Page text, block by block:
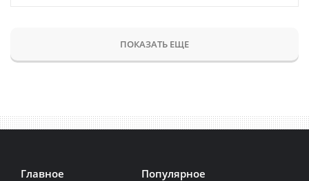
ПОКАЗАТЬ ЕЩЕ
Главное Популярное